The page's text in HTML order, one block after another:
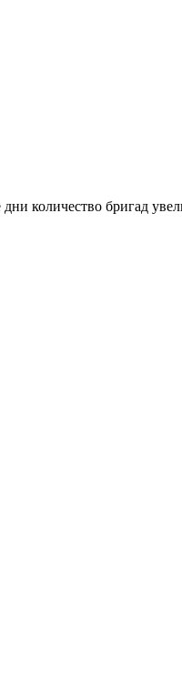
количество бригад